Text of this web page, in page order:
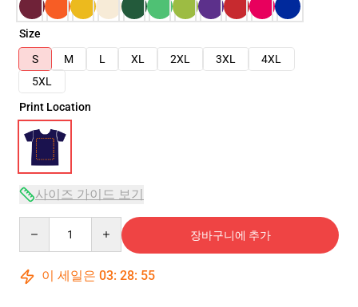
Size
S
M L XL 2XL 3XL
4XL
5XL
Print Location
사이즈 가이드 보기
장바구니에 추가
이 세일은 03: 28: 54